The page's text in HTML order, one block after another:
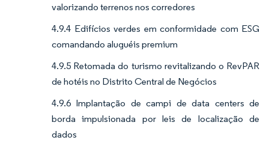
valorizando terrenos nos corredores
4.9.4 Edifícios verdes em conformidade com ESG
comandando aluguéis premium
4.9.5 Retomada do turismo revitalizando o RevPAR
de hotéis no Distrito Central de Negócios
4.9.6 Implantação de campi de data centers de
borda impulsionada por leis de localização de
dados